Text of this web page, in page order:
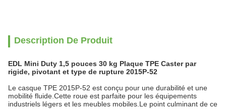
Description De Produit
EDL Mini Duty 1,5 pouces 30 kg Plaque TPE Caster par
rigide, pivotant et type de rupture 2015P-52
Le casque TPE 2015P-52 est conçu pour une durabilité et une
mobilité fluide.Cette roue est parfaite pour les équipements
industriels légers et les meubles mobiles.Le point culminant de ce